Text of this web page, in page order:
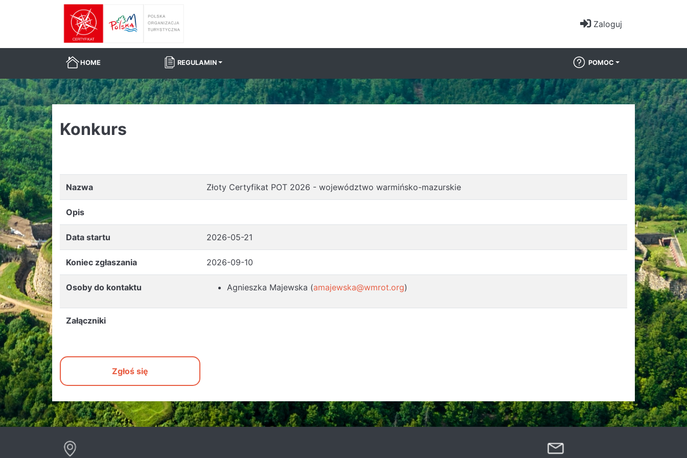
Zaloguj
HOME REGULAMIN POMOC
Konkurs
Nazwa Złoty Certyfikat POT 2026 - województwo warmińsko-mazurskie
Opis
Data startu 2026-05-21
Koniec zgłaszania 2026-09-10
Osoby do kontaktu Agnieszka Majewska (amajewska@wmrot.org)
Załączniki
Zgłoś się